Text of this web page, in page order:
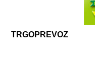
TRGOPREVOZ